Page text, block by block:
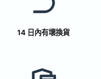
14 日內有壞換貨